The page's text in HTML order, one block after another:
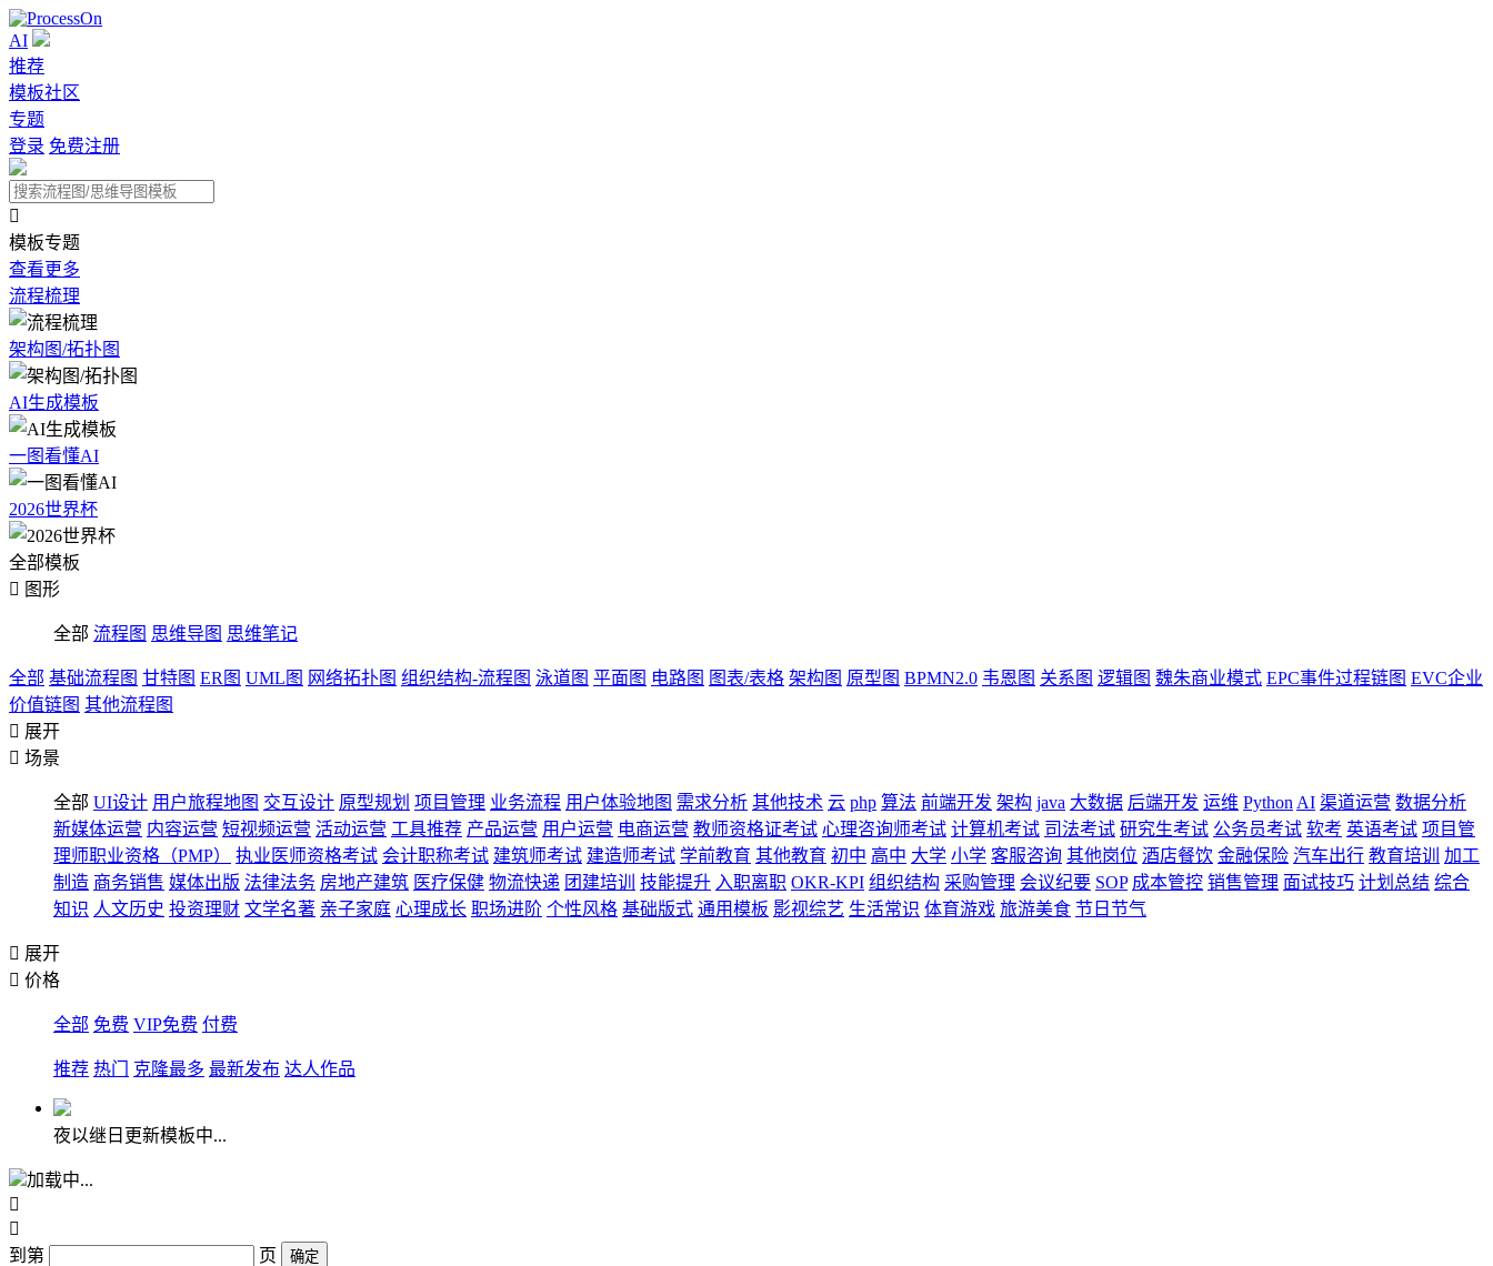
AI
推荐
模板社区
专题
登录 免费注册

模板专题
查看更多
流程梳理
架构图/拓扑图
AI生成模板
一图看懂AI
2026世界杯
全部模板
 图形
全部 流程图 思维导图 思维笔记
全部 基础流程图 甘特图 ER图 UML图 网络拓扑图 组织结构-流程图 泳道图 平面图 电路图 图表/表格 架构图 原型图 BPMN2.0 韦恩图 关系图 逻辑图 魏朱商业模式 EPC事件过程链图 EVC企业
价值链图 其他流程图
 展开
 场景
全部 UI设计 用户旅程地图 交互设计 原型规划 项目管理 业务流程 用户体验地图 需求分析 其他技术 云 php 算法 前端开发 架构 java 大数据 后端开发 运维 Python AI 渠道运营 数据分析
新媒体运营 内容运营 短视频运营 活动运营 工具推荐 产品运营 用户运营 电商运营 教师资格证考试 心理咨询师考试 计算机考试 司法考试 研究生考试 公务员考试 软考 英语考试 项目管
理师职业资格（PMP）
执业医师资格考试 会计职称考试 建筑师考试 建造师考试 学前教育 其他教育 初中 高中 大学 小学 客服咨询 其他岗位 酒店餐饮 金融保险 汽车出行 教育培训
加工
制造 商务销售 媒体出版 法律法务 房地产建筑 医疗保健 物流快递 团建培训 技能提升 入职离职 OKR-KPI 组织结构 采购管理 会议纪要 SOP 成本管控 销售管理 面试技巧 计划总结 综合
知识 人文历史 投资理财 文学名著 亲子家庭 心理成长 职场进阶 个性风格 基础版式 通用模板 影视综艺 生活常识 体育游戏 旅游美食 节日节气
 展开
 价格
全部 免费 VIP免费 付费
推荐 热门 克隆最多 最新发布 达人作品
夜以继日更新模板中...
加载中...


到第
页 确定